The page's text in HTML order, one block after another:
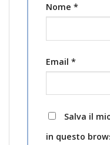
Nome *
Email *
Salva il
in questo